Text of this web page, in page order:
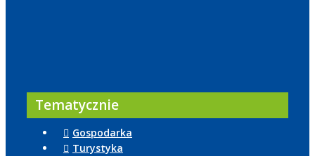
Tematycznie
Gospodarka
Turystyka